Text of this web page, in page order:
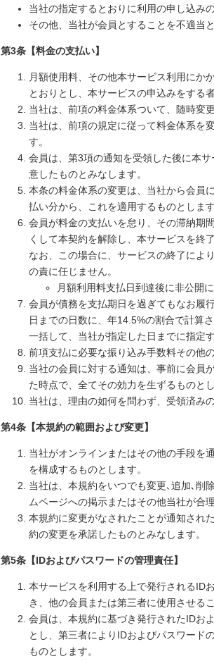
当社の指定するとおりに利用の申し込み
その他、当社が会員とすることを不適当
第3条【料金の支払い】
月額使用料、その他本サービス利用にか
とおりとし、本サービスの申込みをする
当社は、前項の料金体系ついて、随時変
当社は、前項の規定に従って料金体系を
す。
会員は、第3項の通知を受領した後に本
意したものとみなします。
本条の料金体系の変更は、当社から会員
払い分から、これを適用するものとします
会員が料金の支払いを怠り、その滞納期
くして本契約を解除し、本サービスを終
なお、この場合に、サービスの終了によ
の責に任じません。
月額利用料支払日到達後に非公開に
会員が債務を支払期日を過ぎてもなお履
日までの日数に、年14.5%の割合で計算
一括して、当社が指定した日までに指定
前項支払に必要な振り込み手数料その他
当社の会員に対する通知は、事前に会員
た時点で、全てその効力を生ずるものとし
当社は、理由の如何を問わず、受領済み
第4条【本規約の範囲および変更】
当社がオンラインまたはその他の手段を
を構成するものとします。
当社は、本規約をいつでも変更､追加､削
ムページへの掲示またはその他当社が合
本規約に変更がなされたことが通知され
約の変更を承諾したものとみなします。
第5条【IDおよびパスワードの管理責任】
本サービスを利用する上で発行されるID
き、他の会員または第三者に使用させる
会員は、本規約に基づき発行されたIDお
とし、第三者によりIDおよびパスワード
ものとします。